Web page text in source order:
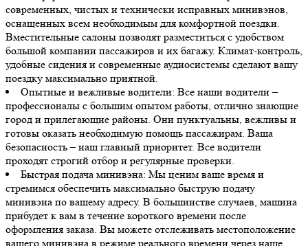
современных, чистых и технически исправных минивэнов,
оснащенных всем необходимым для комфортной поездки.
Вместительные салоны позволят разместиться с удобством
большой компании пассажиров и их багажу. Климат-контроль,
удобные сидения и современные аудиосистемы сделают вашу
поездку максимально приятной.
Опытные и вежливые водители: Все наши водители –
профессионалы с большим опытом работы, отлично знающие
город и прилегающие районы. Они пунктуальны, вежливы и
готовы оказать необходимую помощь пассажирам. Ваша
безопасность – наш главный приоритет. Все водители
проходят строгий отбор и регулярные проверки.
Быстрая подача минивэна: Мы ценим ваше время и
стремимся обеспечить максимально быструю подачу
минивэна по вашему адресу. В большинстве случаев, машина
прибудет к вам в течение короткого времени после
оформления заказа. Вы можете отслеживать местоположение
вашего минивэна в режиме реального времени через наше